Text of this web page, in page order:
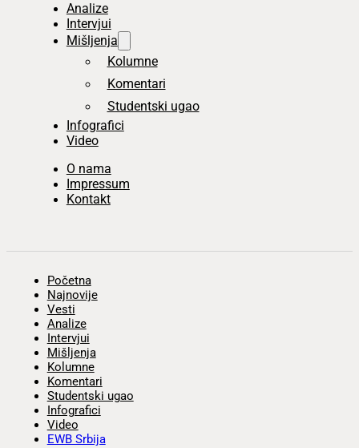
Analize
Intervjui
Mišljenja
Kolumne
Komentari
Studentski ugao
Infografici
Video
O nama
Impressum
Kontakt
Početna
Najnovije
Vesti
Analize
Intervjui
Mišljenja
Kolumne
Komentari
Studentski ugao
Infografici
Video
EWB Srbija